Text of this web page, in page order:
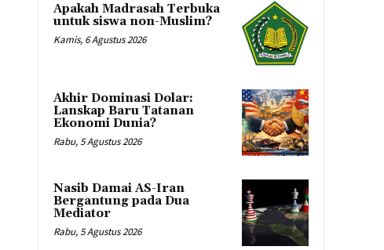
Apakah Madrasah Terbuka
untuk siswa non-Muslim?
Kamis, 6 Agustus 2026
Akhir Dominasi Dolar:
Lanskap Baru Tatanan
Ekonomi Dunia?
Rabu, 5 Agustus 2026
Nasib Damai AS-Iran
Bergantung pada Dua
Mediator
Rabu, 5 Agustus 2026